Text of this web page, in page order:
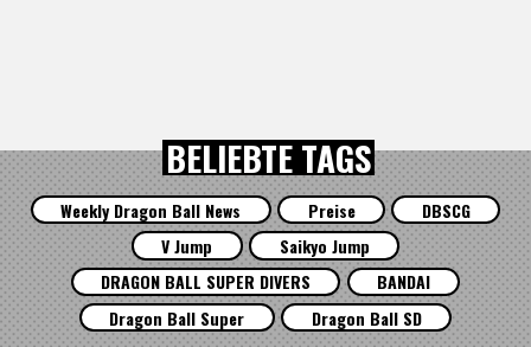
BELIEBTE TAGS
Weekly Dragon Ball News Preise
DBSCG
V Jump
Saikyo Jump
DRAGON BALL SUPER DIVERS
BANDAI
Dragon Ball Super
Dragon Ball SD